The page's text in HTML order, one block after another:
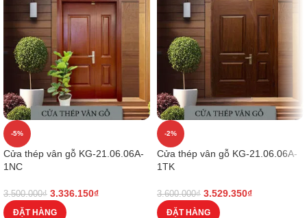
-5%
Cửa thép vân gỗ KG-21.06.06A-
1NC
3.500.000₫ 3.336.150₫
ĐẶT HÀNG
-2%
Cửa thép vân gỗ KG-21.06.06A-
1TK
3.600.000₫ 3.529.350₫
ĐẶT HÀNG